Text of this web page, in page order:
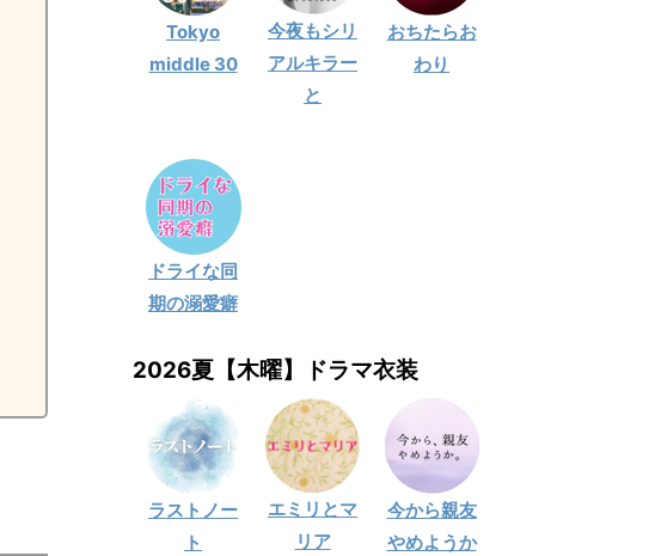
Tokyo
middle 30
今夜もシリ
アルキラー
と
おちたらお
わり
ドライな同
期の溺愛癖
2026夏【木曜】ドラマ衣装
ラストノー
ト
エミリとマ
リア
今から親友
やめようか